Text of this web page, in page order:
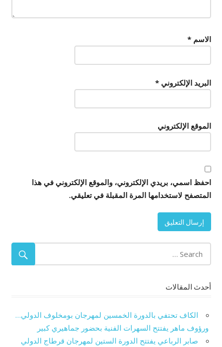
الاسم*
البريد الإلكتروني*
الموقع الإلكتروني
احفظ اسمي، بريدي الإلكتروني، والموقع الإلكتروني في هذا
المتصفح لاستخدامها المرة المقبلة في تعليقي.
أحدث المقالات
الكاف تحتفي بالدورة الخمسين لمهرجان بومخلوف الدولي…
ورؤوف ماهر يفتتح السهرات الفنية بحضور جماهيري كبير
صابر الرباعي يفتتح الدورة الستين لمهرجان قرطاج الدولي